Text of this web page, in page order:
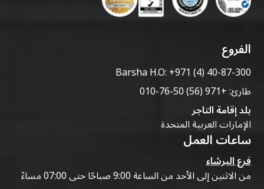
الفروع
Barsha H.O:+971 (4) 40-87-300
طارئ:+971 (56) 50-76-010
بلد إقامة التاجر
الإمارات العربية المتحدة
ساعات العمل
فرع البرشاء
من الاثنين إلى الأحد من الساعة 9:00 صباحًا حتى 07:00 مساءً